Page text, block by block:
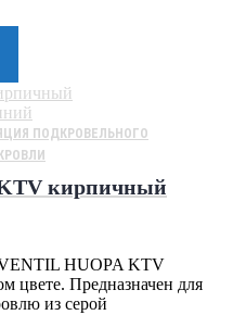
ПОДКРОВЕЛЬНОГО
кирпичный
HUOPA KTV
цвете. Предназначен для
из серой